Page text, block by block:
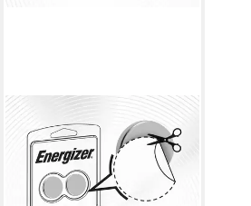
ENERGIZER
Energizer Knopfzelle CR2032
3 V 6 St. 240 mAh Lithium
CR2032 Knopfzelle
ab 6,08 €